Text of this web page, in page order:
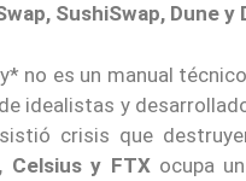
SushiSwap, Dune y
no es un manual
idealistas y
crisis que
Celsius y FTXocupa